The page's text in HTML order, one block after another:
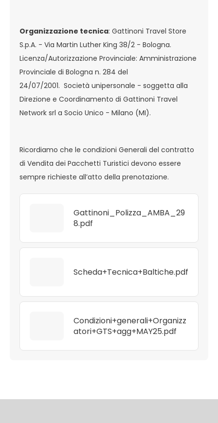
Organizzazione tecnica: Gattinoni Travel Store
S.p.A. - Via Martin Luther King 38/2 - Bologna.
Licenza/Autorizzazione Provinciale: Amministrazione
Provinciale di Bologna n. 284 del
24/07/2001. Società unipersonale - soggetta alla
Direzione e Coordinamento di Gattinoni Travel
Network srl a Socio Unico - Milano (MI).
Ricordiamo che le condizioni Generali del contratto
di Vendita dei Pacchetti Turistici devono essere
sempre richieste all’atto della prenotazione.
Gattinoni_Polizza_AMBA_29
8.pdf
Scheda+Tecnica+Baltiche.pdf
Condizioni+generali+Organizz
atori+GTS+agg+MAY25.pdf